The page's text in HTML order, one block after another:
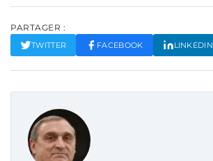
PARTAGER :
TWITTER FACEBOOK LINKEDIN